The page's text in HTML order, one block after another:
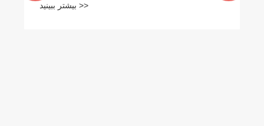
بیشتر ببینید >>